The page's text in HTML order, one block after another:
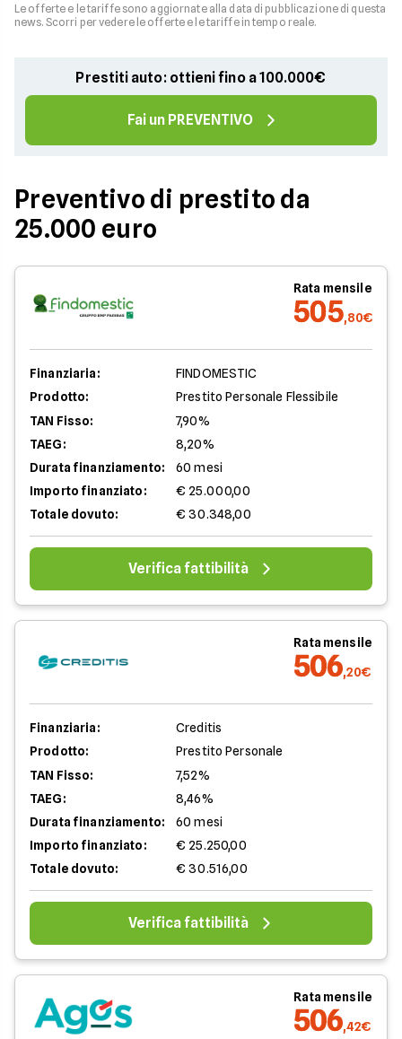
Le offerte e le tariffe sono aggiornate alla data di pubblicazione di questa
news. Scorri per vedere le offerte e le tariffe in tempo reale.
Prestiti auto: ottieni fino a 100.000€
Fai un PREVENTIVO
Preventivo di prestito da
25.000 euro
Rata mensile
505,80€
Finanziaria:
FINDOMESTIC
Prodotto:
Prestito Personale Flessibile
TAN Fisso:
7,90%
TAEG:
8,20%
Durata finanziamento:
60 mesi
Importo finanziato:
€ 25.000,00
Totale dovuto:
€ 30.348,00
Verifica fattibilità
Rata mensile
506,20€
Finanziaria:
Creditis
Prodotto:
Prestito Personale
TAN Fisso:
7,52%
TAEG:
8,46%
Durata finanziamento:
60 mesi
Importo finanziato:
€ 25.250,00
Totale dovuto:
€ 30.516,00
Verifica fattibilità
Rata mensile
506,42€